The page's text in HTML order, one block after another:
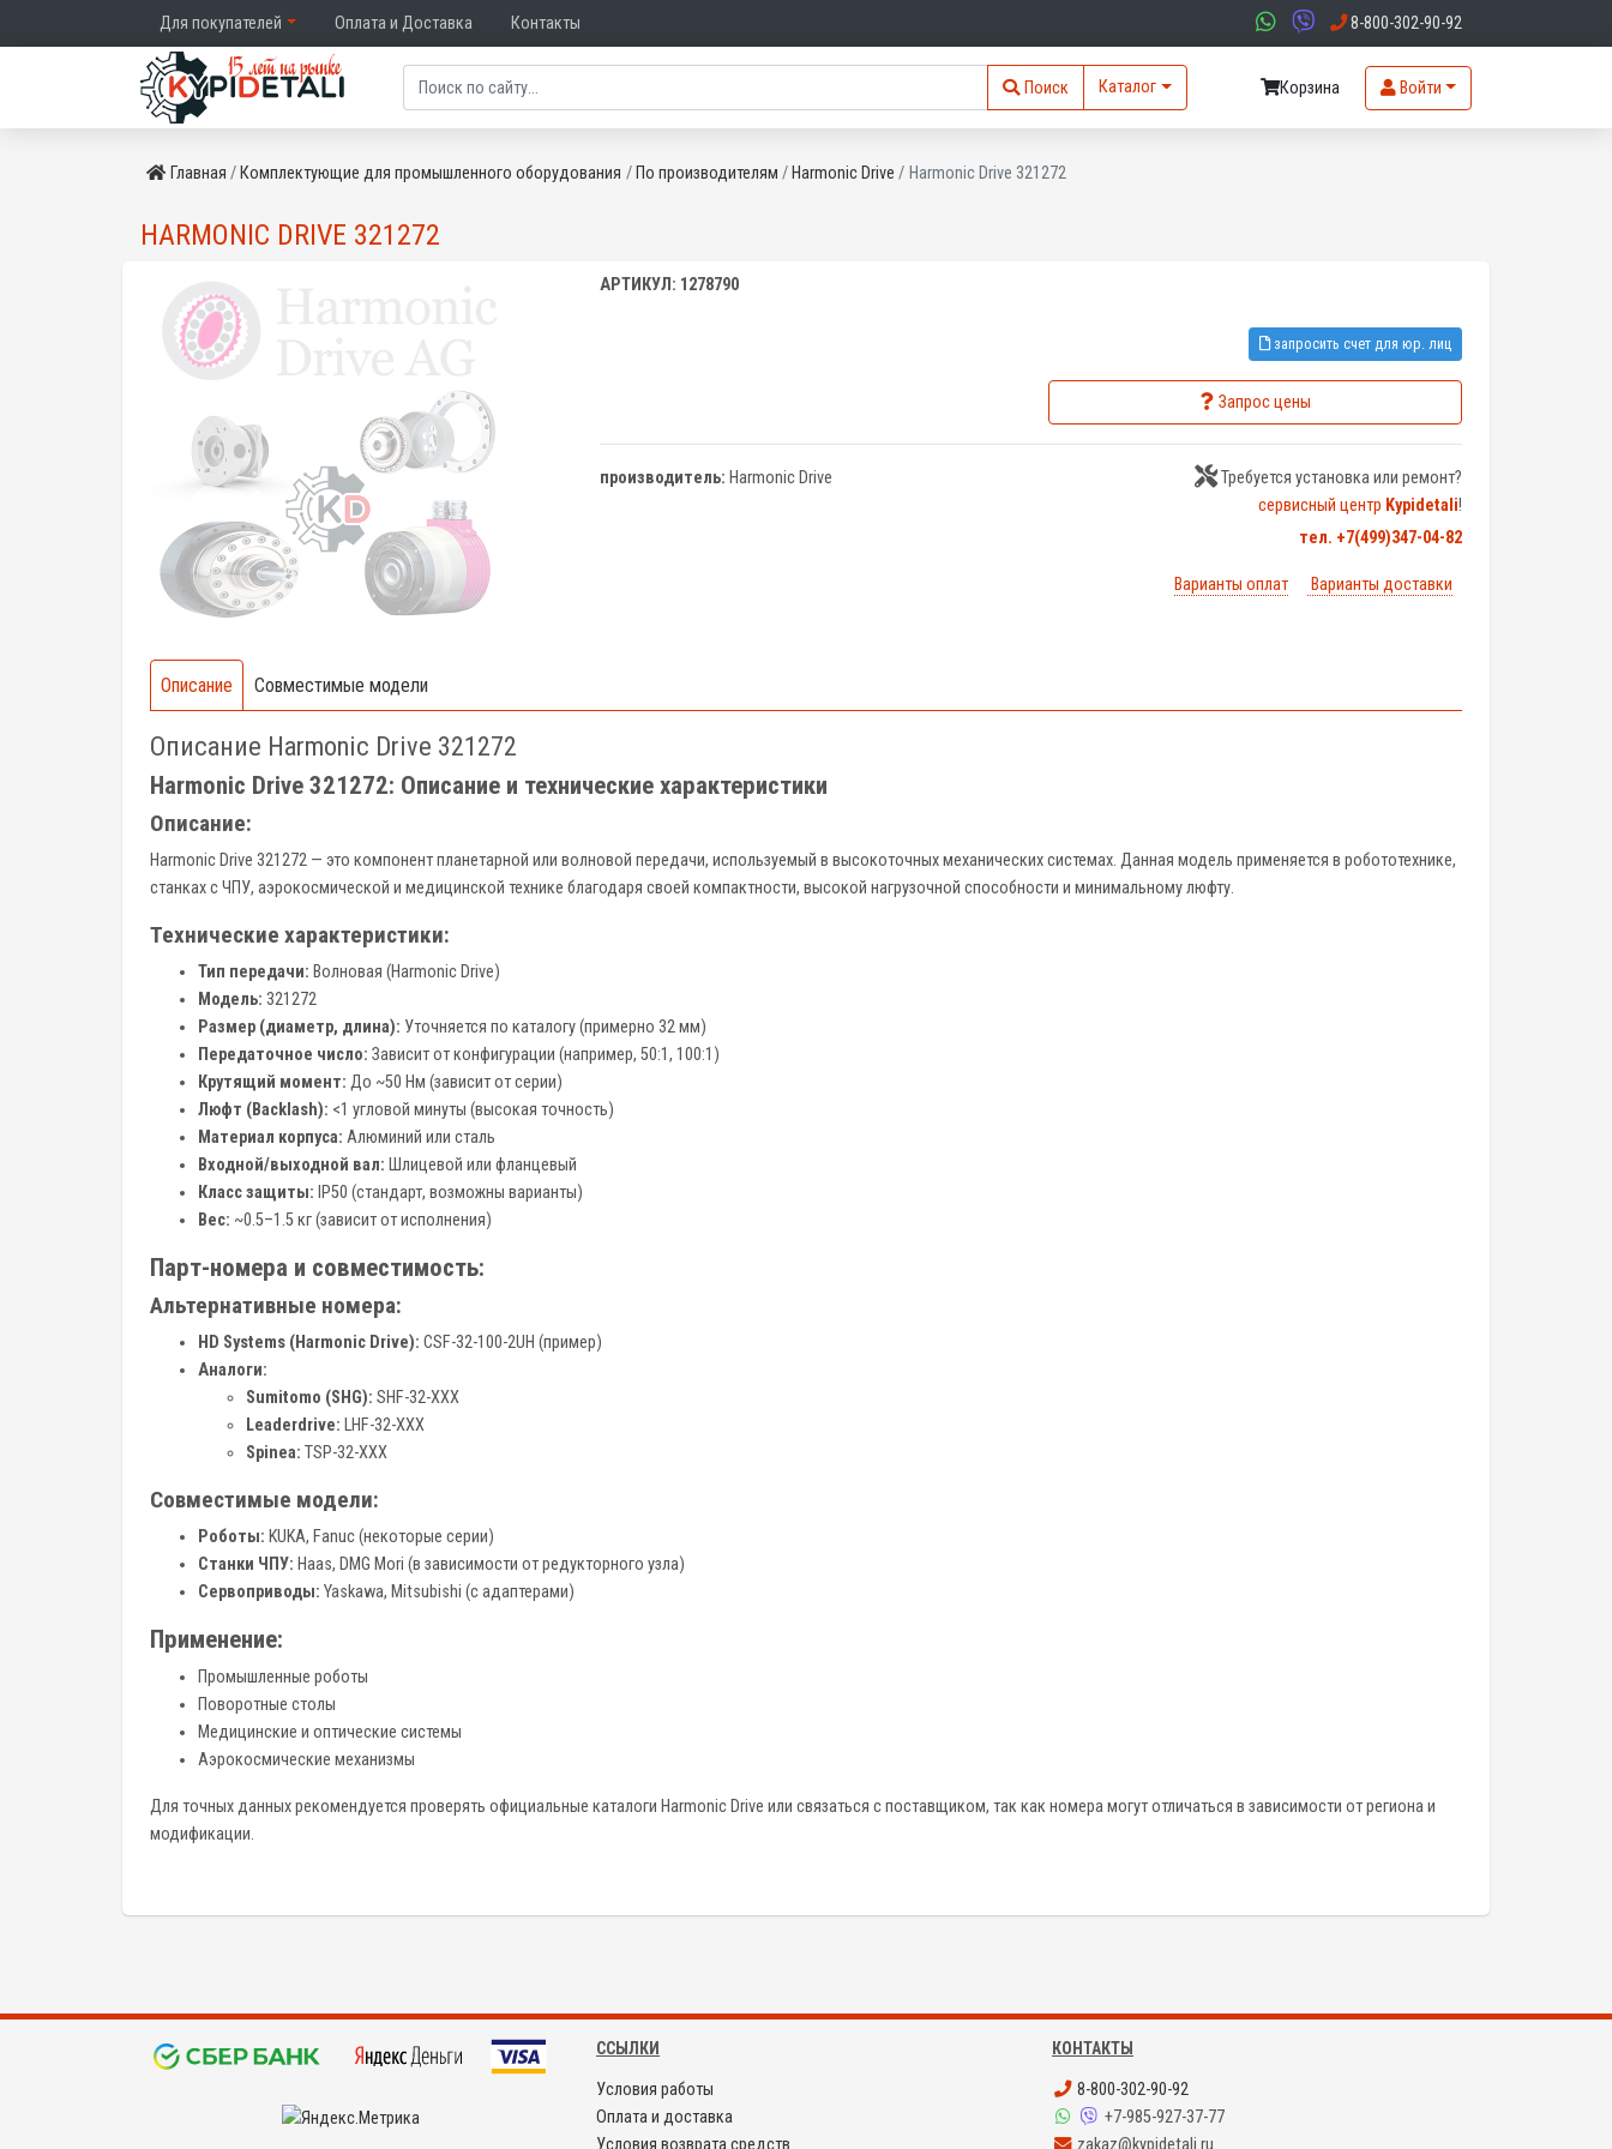
Для покупателей Оплата и Доставка Контакты 8-800-302-90-92
Поиск Каталог Корзина Войти
Главная Комплектующие для промышленного оборудования По производителям Harmonic Drive Harmonic Drive 321272
HARMONIC DRIVE 321272
АРТИКУЛ: 1278790
запросить счет для юр. лиц
Запрос цены
производитель: Harmonic Drive
Требуется установка или ремонт?
сервисный центр Kypidetali!
тел. +7(499)347-04-82
Варианты оплат Варианты доставки
Описание Совместимые модели
Описание Harmonic Drive 321272
Harmonic Drive 321272: Описание и технические характеристики
Описание:
Harmonic Drive 321272 — это компонент планетарной или волновой передачи, используемый в высокоточных механических системах. Данная модель применяется в робототехнике,
станках с ЧПУ, аэрокосмической и медицинской технике благодаря своей компактности, высокой нагрузочной способности и минимальному люфту.
Технические характеристики:
Тип передачи: Волновая (Harmonic Drive)
Модель: 321272
Размер (диаметр, длина): Уточняется по каталогу (примерно 32 мм)
Передаточное число: Зависит от конфигурации (например, 50:1, 100:1)
Крутящий момент: До ~50 Нм (зависит от серии)
Люфт (Backlash): <1 угловой минуты (высокая точность)
Материал корпуса: Алюминий или сталь
Входной/выходной вал: Шлицевой или фланцевый
Класс защиты: IP50 (стандарт, возможны варианты)
Вес: ~0.5–1.5 кг (зависит от исполнения)
Парт-номера и совместимость:
Альтернативные номера:
HD Systems (Harmonic Drive): CSF-32-100-2UH (пример)
Аналоги:
Sumitomo (SHG): SHF-32-XXX
Leaderdrive: LHF-32-XXX
Spinea: TSP-32-XXX
Совместимые модели:
Роботы: KUKA, Fanuc (некоторые серии)
Станки ЧПУ: Haas, DMG Mori (в зависимости от редукторного узла)
Сервоприводы: Yaskawa, Mitsubishi (с адаптерами)
Применение:
Промышленные роботы
Поворотные столы
Медицинские и оптические системы
Аэрокосмические механизмы
Для точных данных рекомендуется проверять официальные каталоги Harmonic Drive или связаться с поставщиком, так как номера могут отличаться в зависимости от региона и
модификации.
ССЫЛКИ
Условия работы
Оплата и доставка
Условия возврата средств
КОНТАКТЫ
8-800-302-90-92
+7-985-927-37-77
zakaz@kypidetali.ru